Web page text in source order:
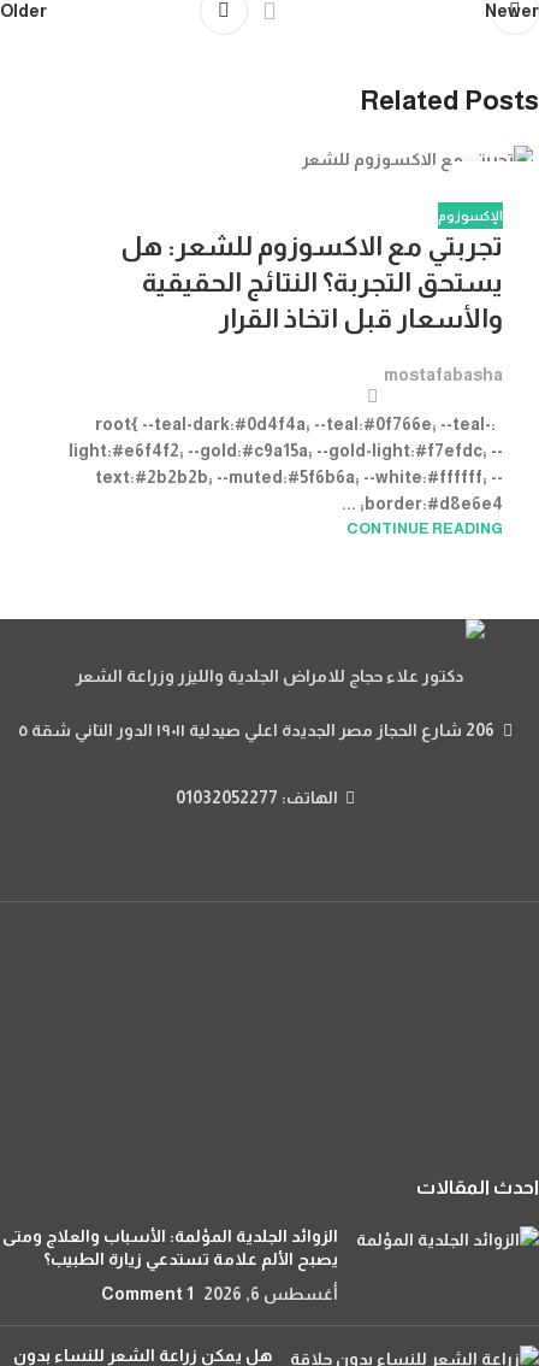
Newer
Older
Related Posts
أغسطس
الإكسوزوم
تجربتي مع الاكسوزوم للشعر: هل
يستحق التجربة؟ النتائج الحقيقية
والأسعار قبل اتخاذ القرار
mostafabasha
:root{ --teal-dark:#0d4f4a; --teal:#0f766e; --teal-
light:#e6f4f2; --gold:#c9a15a; --gold-light:#f7efdc; --
text:#2b2b2b; --muted:#5f6b6a; --white:#ffffff; --
border:#d8e6e4; ...
CONTINUE READING
دكتور علاء حجاج للامراض الجلدية والليزر وزراعة الشعر
الهاتف: 01032052277
احدث المقالات
الزوائد الجلدية المؤلمة: الأسباب والعلاج ومتى
يصبح الألم علامة تستدعي زيارة الطبيب؟
أغسطس 6, 2026
1 Comment
هل يمكن زراعة الشعر للنساء بدون